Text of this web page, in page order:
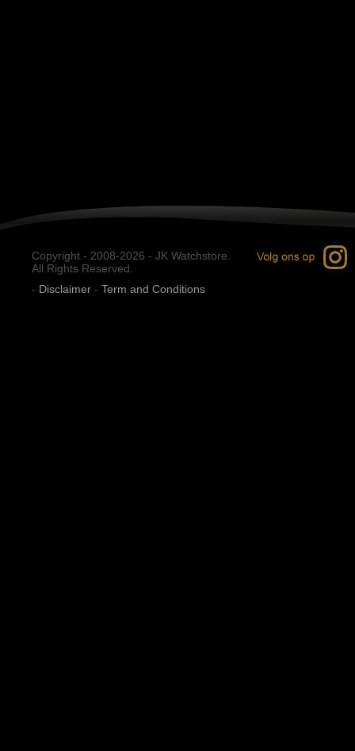
Copyright - 2008-2026 - JK Watchstore.
All Rights Reserved.
- Disclaimer - Term and Conditions